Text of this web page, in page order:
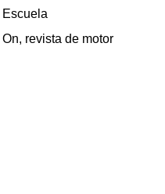
Escuela
On, revista de motor